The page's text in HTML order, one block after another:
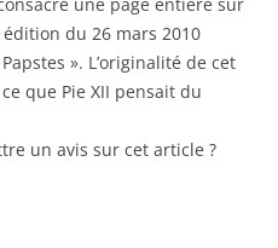
du 26 mars 2010
». L’originalité de cet
que Pie XII pensait du
un avis sur cet article ?